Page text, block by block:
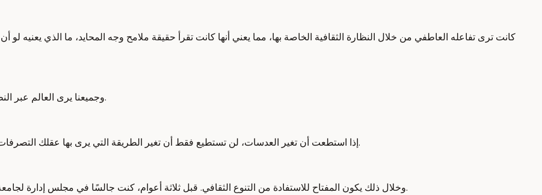
وجميعنا يرى العالم عبر النظارة الثقافية. العدسات التي يرى من خلالها عقلك العالم تُشكل واقعك.
إذا استطعت أن تغير العدسات، لن تستطيع فقط أن تغير الطريقة التي يرى بها عقلك التصرفات، ولكن تستطيع أن تغير الطريقة التي يرى بها الناس الاختلاف الثقافي.
وخلال ذلك يكون المفتاح للاستفادة من التنوع الثقافي. قبل ثلاثة أعوام، كنت جالسًا في مجلس إدارة لجامعة كبرى في شمال أوروبا وكنت أُمثل 2,000 من الموظفين الأكاديميين.